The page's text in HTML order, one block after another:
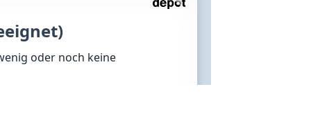
oder noch keine